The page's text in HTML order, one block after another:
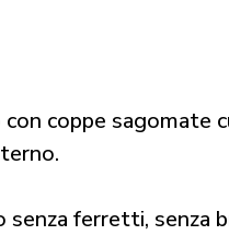
coppe sagomate
ferretti, senza